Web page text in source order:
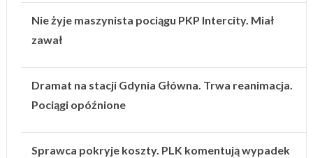
Nie żyje maszynista pociągu PKP Intercity. Miał
zawał
Dramat na stacji Gdynia Główna. Trwa reanimacja.
Pociągi opóźnione
Sprawca pokryje koszty. PLK komentują wypadek